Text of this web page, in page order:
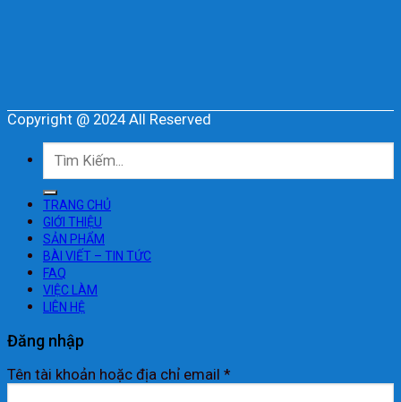
Copyright @ 2024 All Reserved
kiếm:
TRANG CHỦ
GIỚI THIỆU
SẢN PHẨM
BÀI VIẾT – TIN TỨC
FAQ
VIỆC LÀM
LIÊN HỆ
Đăng nhập
Tên tài khoản hoặc địa chỉ email *